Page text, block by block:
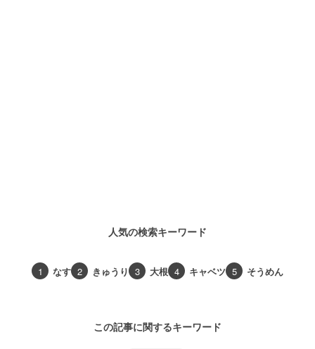
人気の検索キーワード
1 なす 2 きゅうり 3 大根 4 キャベツ 5 そうめん
この記事に関するキーワード